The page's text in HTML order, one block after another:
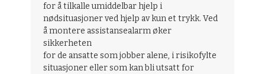
for å tilkalle umiddelbar hjelp i
nødsituasjoner ved hjelp av kun et trykk. Ved
å montere assistansealarm øker
sikkerheten
for de ansatte som jobber alene, i risikofylte
situasjoner eller som kan bli utsatt for